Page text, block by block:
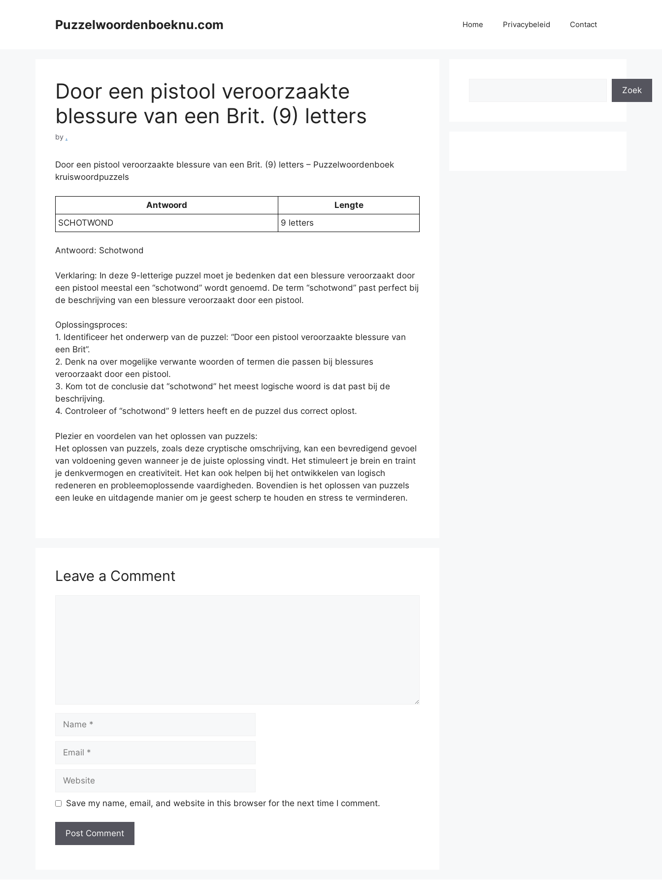
Puzzelwoordenboeknu.com Home Privacybeleid Contact
Door een pistool veroorzaakte
blessure van een Brit. (9) letters
by .
Door een pistool veroorzaakte blessure van een Brit. (9) letters – Puzzelwoordenboek
kruiswoordpuzzels
Antwoord
Lengte
SCHOTWOND
9 letters
Antwoord: Schotwond
Verklaring: In deze 9-letterige puzzel moet je bedenken dat een blessure veroorzaakt door
een pistool meestal een “schotwond” wordt genoemd. De term “schotwond” past perfect bij
de beschrijving van een blessure veroorzaakt door een pistool.
Oplossingsproces:
1. Identificeer het onderwerp van de puzzel: “Door een pistool veroorzaakte blessure van
een Brit”.
2. Denk na over mogelijke verwante woorden of termen die passen bij blessures
veroorzaakt door een pistool.
3. Kom tot de conclusie dat “schotwond” het meest logische woord is dat past bij de
beschrijving.
4. Controleer of “schotwond” 9 letters heeft en de puzzel dus correct oplost.
Plezier en voordelen van het oplossen van puzzels:
Het oplossen van puzzels, zoals deze cryptische omschrijving, kan een bevredigend gevoel
van voldoening geven wanneer je de juiste oplossing vindt. Het stimuleert je brein en traint
je denkvermogen en creativiteit. Het kan ook helpen bij het ontwikkelen van logisch
redeneren en probleemoplossende vaardigheden. Bovendien is het oplossen van puzzels
een leuke en uitdagende manier om je geest scherp te houden en stress te verminderen.
Leave a Comment
Save my name, email, and website in this browser for the next time I comment.
Zoek